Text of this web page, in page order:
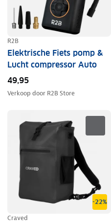
R2B
Elektrische Fiets pomp &
Lucht compressor Auto
49,95
Verkoop door R2B Store
-22%
Craved